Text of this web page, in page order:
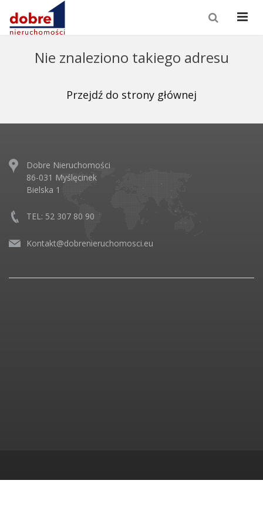
Nie znaleziono takiego adresu
Przejdź do strony głównej
Dobre Nieruchomości
86-031 Myślęcinek
Bielska 1
TEL: 52 307 80 90
Kontakt@dobrenieruchomosci.eu